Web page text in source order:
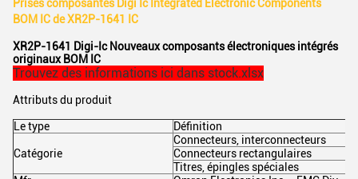
Prises composantes Digi Ic Integrated Electronic Components
BOM IC de XR2P-1641 IC
XR2P-1641 Digi-Ic Nouveaux composants électroniques intégrés
originaux BOM IC
Trouvez des informations ici dans stock.xlsx
Attributs du produit
Le type Définition
Catégorie
Connecteurs, interconnecteurs
Connecteurs rectangulaires
Titres, épingles spéciales